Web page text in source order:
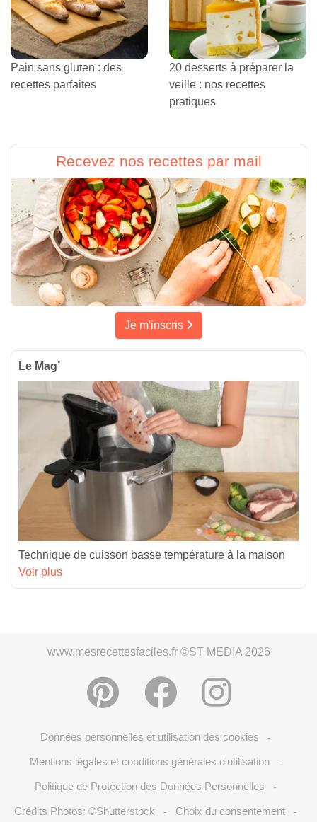
Pain sans gluten : des
recettes parfaites
20 desserts à préparer la
veille : nos recettes
pratiques
Recevez nos recettes par mail
Je m'inscris
Le Mag’
Technique de cuisson basse température à la maison
Voir plus
www.mesrecettesfaciles.fr ©ST MEDIA 2026
Données personnelles et utilisation des cookies -
Mentions légales et conditions générales d'utilisation -
Politique de Protection des Données Personnelles -
Crédits Photos: ©Shutterstock - Choix du consentement -